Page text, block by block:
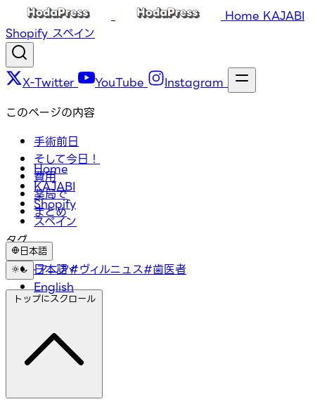
Home KAJABI
Shopify スペイン
X-Twitter YouTube Instagram
Home
KAJABI
Shopify
スペイン
日本語
日本語
English
このページの内容
手術前日
そして今日！
費用
薬局で
まとめ
タグ
#リトアニア#ヴィルニュス#歯医者
トップにスクロール